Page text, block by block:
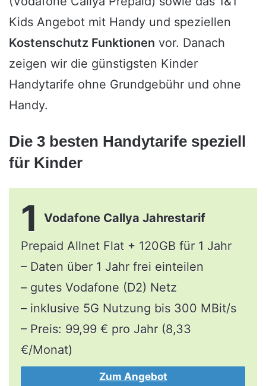
Kids Angebot mit Handy und speziellen
Kostenschutz Funktionen vor. Danach
zeigen wir die günstigsten Kinder
Handytarife ohne Grundgebühr und ohne
Handy.
Die 3 besten Handytarife speziell
für Kinder
1
Vodafone Callya Jahrestarif
Prepaid Allnet Flat + 120GB für 1 Jahr
– Daten über 1 Jahr frei einteilen
– gutes Vodafone (D2) Netz
– inklusive 5G Nutzung bis 300 MBit/s
– Preis: 99,99 € pro Jahr (8,33
€/Monat)
Zum Angebot